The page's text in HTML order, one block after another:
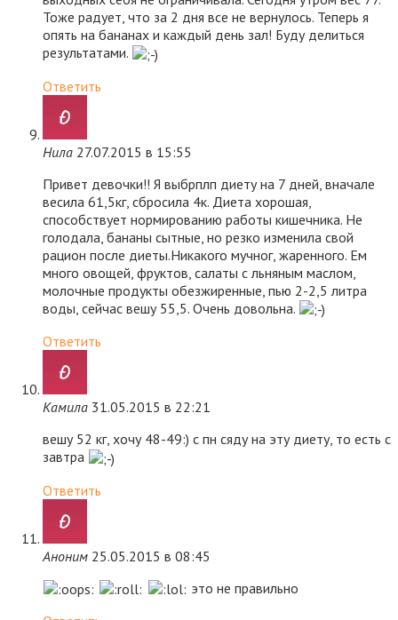
Тоже радует, что за 2 дня все не вернулось. Теперь я
опять на бананах и каждый день зал! Буду делиться
результатами.
Ответить
Нила 27.07.2015 в 15:55
Привет девочки!! Я выбрплп диету на 7 дней, вначале
весила 61,5кг, сбросила 4к. Диета хорошая,
способствует нормированию работы кишечника. Не
голодала, бананы сытные, но резко изменила свой
рацион после диеты.Никакого мучног, жаренного. Ем
много овощей, фруктов, салаты с льняным маслом,
молочные продукты обезжиренные, пью 2-2,5 литра
воды, сейчас вешу 55,5. Очень довольна.
Ответить
Камила 31.05.2015 в 22:21
вешу 52 кг, хочу 48-49:) с пн сяду на эту диету, то есть с
завтра
Ответить
Аноним 25.05.2015 в 08:45
это не правильно